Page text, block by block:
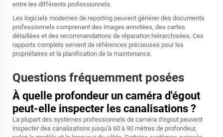
entre les différents professionnels.
Les logiciels modernes de reporting peuvent générer des documents
professionnels comprenant des images annotées, des cartes
détaillées et des recommandations de réparation hiérarchisées. Ces
rapports complets servent de références précieuses pour les
propriétaires et la planification de la maintenance.
Questions fréquemment posées
À quelle profondeur un caméra d'égout
peut-elle inspecter les canalisations ?
La plupart des systèmes professionnels de caméra d'égout peuvent
inspecter des canalisations jusqu'à 60 à 90 mètres de profondeur,